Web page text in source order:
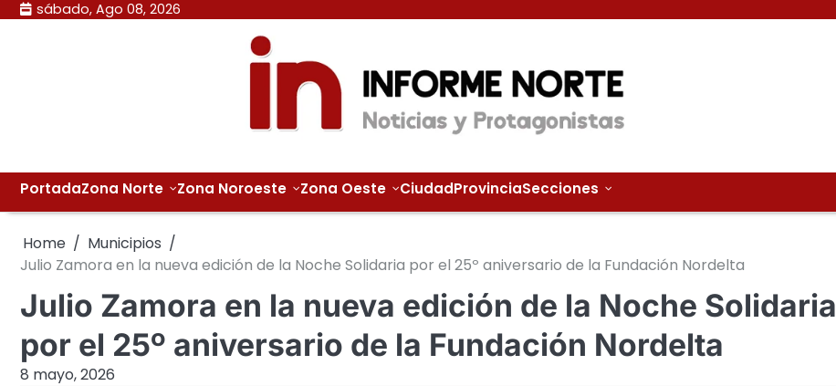
Skip sábado, Ago 08, 2026
PortadaZona Norte Zona Noroeste Zona Oeste CiudadProvinciaSecciones
Home
Municipios
Julio Zamora en la nueva edición de la Noche Solidaria por el 25º aniversario de la Fundación Nordelta
Julio Zamora en la nueva edición de la Noche Solidaria
por el 25º aniversario de la Fundación Nordelta
8 mayo, 2026